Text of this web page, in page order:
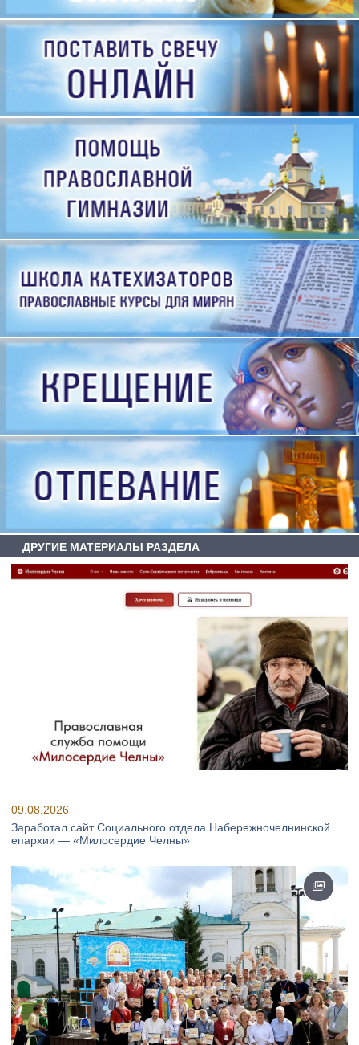
ДРУГИЕ МАТЕРИАЛЫ РАЗДЕЛА
09.08.2026
Заработал сайт Социального отдела Набережночелнинской
епархии — «Милосердие Челны»